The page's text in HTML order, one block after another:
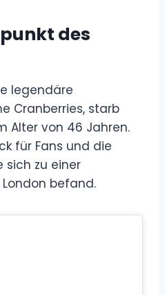
des
legendäre
Cranberries, starb
Alter von 46 Jahren.
für Fans und die
sich zu einer
befand.